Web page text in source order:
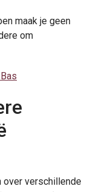
maak je geen
om
over verschillende